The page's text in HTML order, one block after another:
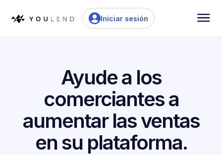
Iniciar sesión
Ayude a los
comerciantes a
aumentar las ventas
en su plataforma.